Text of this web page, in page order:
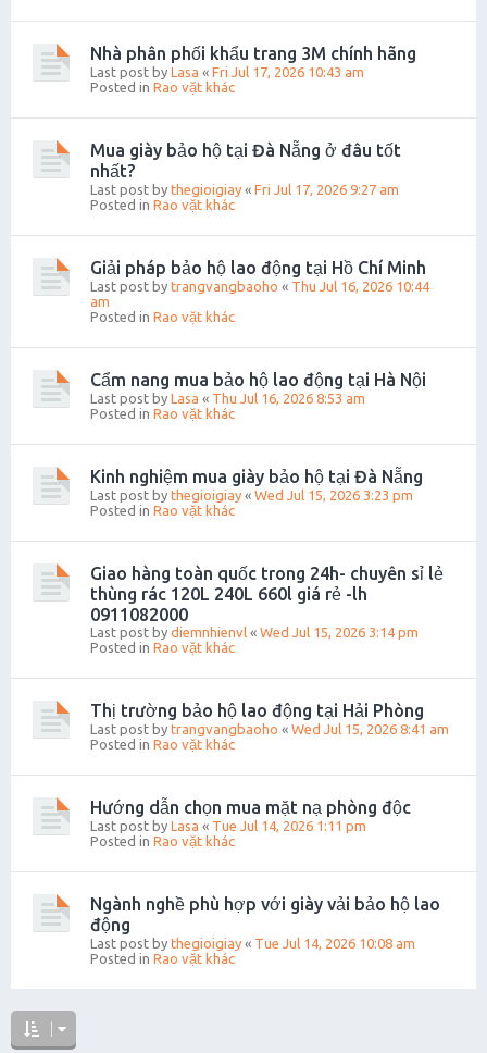
Nhà phân phối khẩu trang 3M chính hãng
Last post by Lasa « Fri Jul 17, 2026 10:43 am
Posted in Rao vặt khác
Mua giày bảo hộ tại Đà Nẵng ở đâu tốt
nhất?
Last post by thegioigiay « Fri Jul 17, 2026 9:27 am
Posted in Rao vặt khác
Giải pháp bảo hộ lao động tại Hồ Chí Minh
Last post by trangvangbaoho « Thu Jul 16, 2026 10:44
am
Posted in Rao vặt khác
Cẩm nang mua bảo hộ lao động tại Hà Nội
Last post by Lasa « Thu Jul 16, 2026 8:53 am
Posted in Rao vặt khác
Kinh nghiệm mua giày bảo hộ tại Đà Nẵng
Last post by thegioigiay « Wed Jul 15, 2026 3:23 pm
Posted in Rao vặt khác
Giao hàng toàn quốc trong 24h- chuyên sỉ lẻ
thùng rác 120L 240L 660l giá rẻ -lh
0911082000
Last post by diemnhienvl « Wed Jul 15, 2026 3:14 pm
Posted in Rao vặt khác
Thị trường bảo hộ lao động tại Hải Phòng
Last post by trangvangbaoho « Wed Jul 15, 2026 8:41 am
Posted in Rao vặt khác
Hướng dẫn chọn mua mặt nạ phòng độc
Last post by Lasa « Tue Jul 14, 2026 1:11 pm
Posted in Rao vặt khác
Ngành nghề phù hợp với giày vải bảo hộ lao
động
Last post by thegioigiay « Tue Jul 14, 2026 10:08 am
Posted in Rao vặt khác